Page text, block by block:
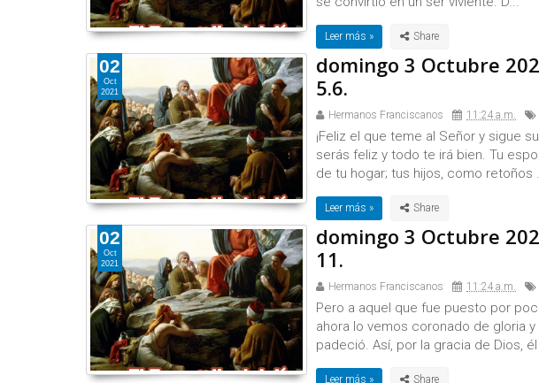
Leer más »
domingo 3 Octubre
5.6.
Hermanos Franciscanos 11:24 a.m.
¡Feliz el que teme al Señor y sigue
serás feliz y todo te irá bien. Tu
de tu hogar; tus hijos, como retoños
Leer más »
02
Oct
2021
domingo 3 Octubre
11.
Hermanos Franciscanos 11:24 a.m.
Pero a aquel que fue puesto por
ahora lo vemos coronado de gloria
padeció. Así, por la gracia de Dios,
Leer más »
02
Oct
2021